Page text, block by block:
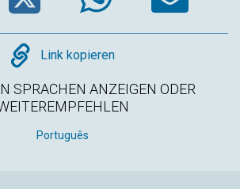
Copy
Link kopieren
SPRACHEN ANZEIGEN ODER
Português